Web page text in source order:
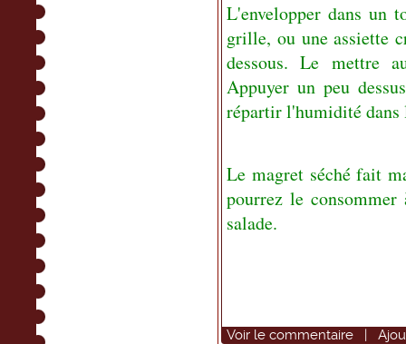
L'envelopper dans un
grille, ou une assiette
dessous. Le mettre
Appuyer un peu
répartir l'humidité dans
Le magret séché fait
pourrez le
salade.
Voir le commentaire |